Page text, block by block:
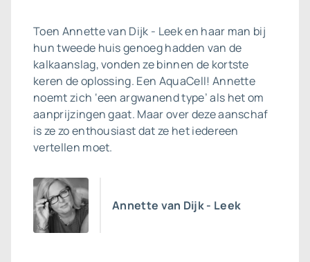
Toen Annette van Dijk - Leek en haar man bij
hun tweede huis genoeg hadden van de
kalkaanslag, vonden ze binnen de kortste
keren de oplossing. Een AquaCell! Annette
noemt zich ‘een argwanend type’ als het om
aanprijzingen gaat. Maar over deze aanschaf
is ze zo enthousiast dat ze het iedereen
vertellen moet.
Annette van Dijk - Leek